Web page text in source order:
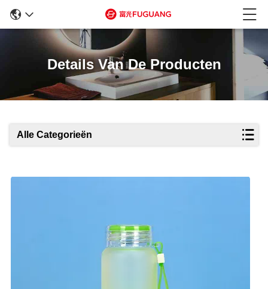
Details Van De Producten
Alle Categorieën